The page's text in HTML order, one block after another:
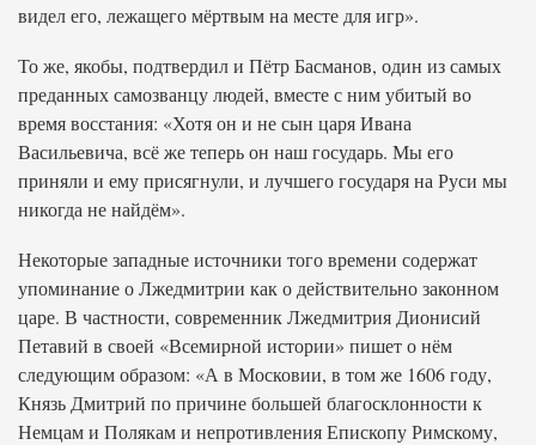
видел его, лежащего мёртвым на месте для игр».
То же, якобы, подтвердил и Пётр Басманов, один из самых
преданных самозванцу людей, вместе с ним убитый во
время восстания: «Хотя он и не сын царя Ивана
Васильевича, всё же теперь он наш государь. Мы его
приняли и ему присягнули, и лучшего государя на Руси мы
никогда не найдём».
Некоторые западные источники того времени содержат
упоминание о Лжедмитрии как о действительно законном
царе. В частности, современник Лжедмитрия Дионисий
Петавий в своей «Всемирной истории» пишет о нём
следующим образом: «А в Московии, в том же 1606 году,
Князь Дмитрий по причине большей благосклонности к
Немцам и Полякам и непротивления Епископу Римскому,